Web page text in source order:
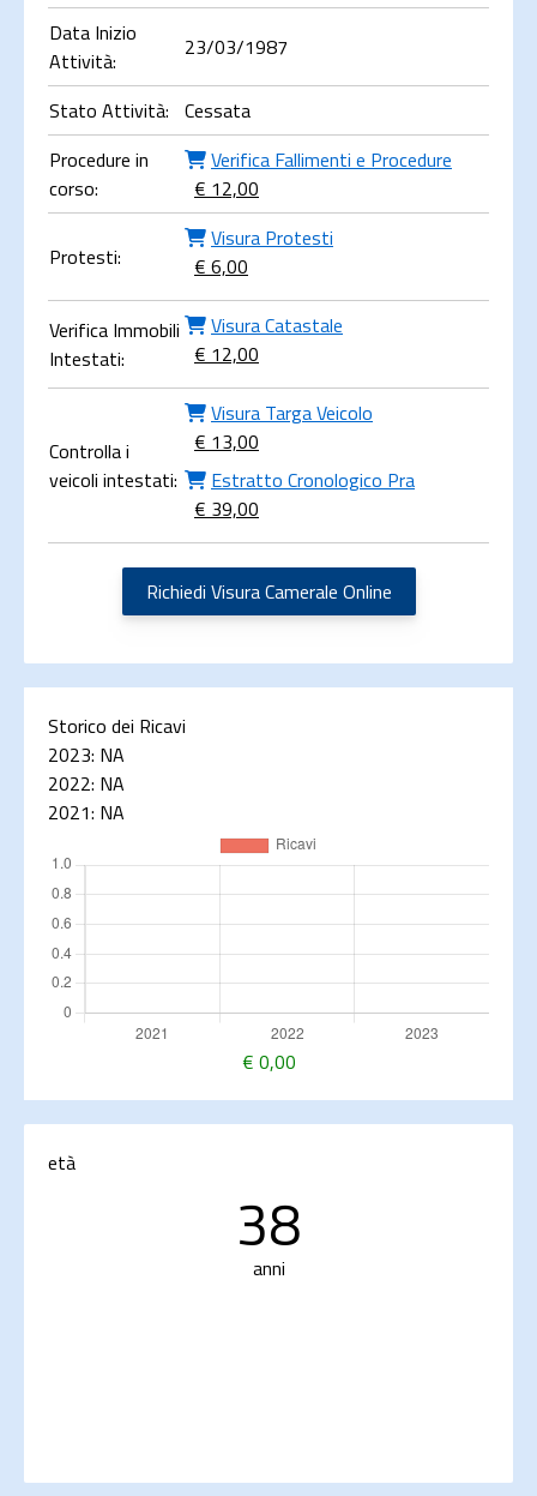
Data Inizio
Attività:
23/03/1987
Stato Attività: Cessata
Procedure in
corso:
Verifica Fallimenti e Procedure
€ 12,00
Protesti:
Visura Protesti
€ 6,00
Verifica Immobili
Intestati:
Visura Catastale
€ 12,00
Controlla i
veicoli intestati:
Visura Targa Veicolo
€ 13,00
Estratto Cronologico Pra
€ 39,00
Richiedi Visura Camerale Online
Storico dei Ricavi
2023: NA
2022: NA
2021: NA
€ 0,00
età
38
anni